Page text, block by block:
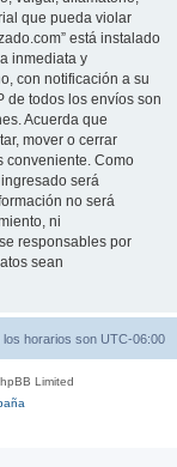
que pueda violar
está instalado
inmediata y
con notificación a su
de todos los envíos son
Acuerda que
mover o cerrar
conveniente. Como
será
no será
ni
responsables por
sean
los horarios son UTC-06:00
Limited